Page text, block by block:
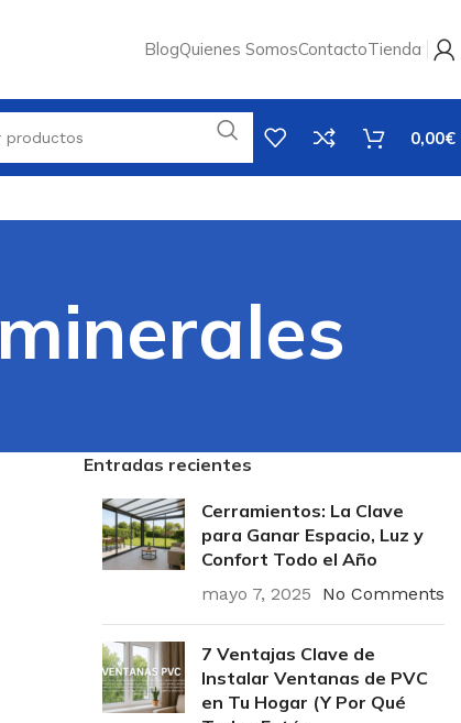
BlogQuienes SomosContactoTienda
0,00€
Entradas recientes
Cerramientos: La Clave
para Ganar Espacio, Luz y
Confort Todo el Año
mayo 7, 2025 No Comments
7 Ventajas Clave de
Instalar Ventanas de PVC
en Tu Hogar (Y Por Qué